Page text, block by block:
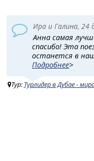
Ира и Галина, 24
Анна самая
спасибо! Эта
останется в
Подробнее>
Тур: Турлидер в Дубае -